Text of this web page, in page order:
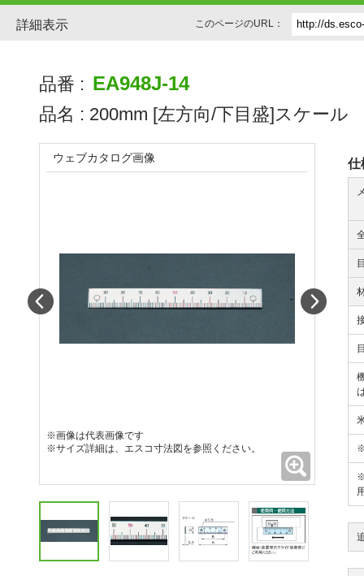
詳細表示 このページのURL：
品番 : EA948J-14
品名 : 200mm [左方向/下目盛]スケール
仕
ウェブカタログ画像
※画像は代表画像です
※サイズ詳細は、エスコ寸法図を参照ください。